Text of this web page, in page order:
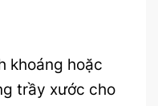
khoáng hoặc
trầy xước cho